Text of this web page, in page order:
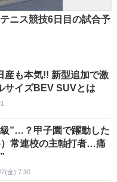
ニス競技6日目の試合予
産も本気!! 新型追加で激
サイズBEV SUVとは
”…？甲子園で躍動した
常連校の主軸打者…痛
7(金) 7:30